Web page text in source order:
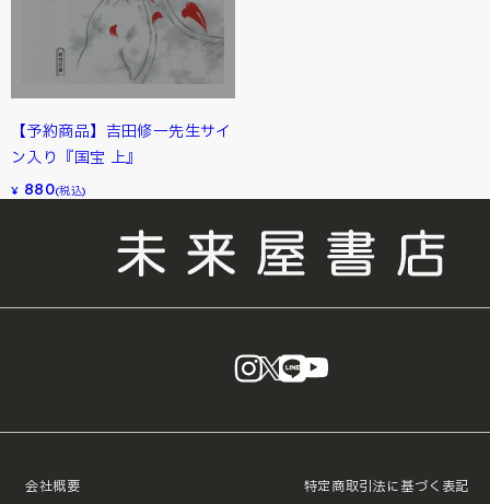
【予約商品】吉田修一先生サイ
ン入り『国宝 上』
¥ 880(税込)
instagram
X LINE
会社概要 特定商取引法に基づく表記